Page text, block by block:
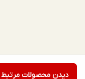
دیدن محصولات مرتبط